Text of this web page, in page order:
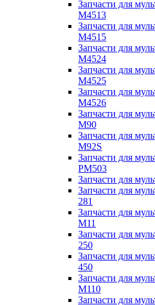
Запчасти для
M4513
Запчасти для
M4515
Запчасти для
M4524
Запчасти для
M4525
Запчасти для
M4526
Запчасти для
M90
Запчасти для
M92S
Запчасти для
PM503
Запчасти для
Запчасти для
281
Запчасти для
M11
Запчасти для
250
Запчасти для
450
Запчасти для
M110
Запчасти для